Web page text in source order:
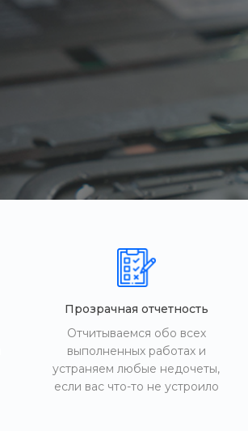
Прозрачная отчетность
Отчитываемся обо всех
выполненных работах и
устраняем любые недочеты,
если вас что-то не устроило